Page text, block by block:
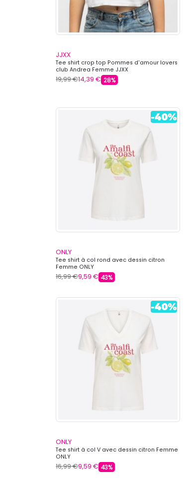
JJXX
Tee shirt crop top Pommes d'amour lovers
club Andrea Femme JJXX
19,99 €14,39 € 28%
ONLY
Tee shirt à col rond avec dessin citron
Femme ONLY
16,99 €9,59 € 43%
ONLY
Tee shirt à col V avec dessin citron Femme
ONLY
16,99 €9,59 € 43%